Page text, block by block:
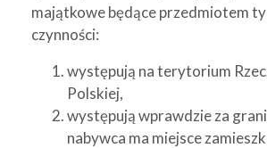
majątkowe będące przedmiotem
czynności:
występują na terytorium
Polskiej,
występują wprawdzie za
nabywca ma miejsce